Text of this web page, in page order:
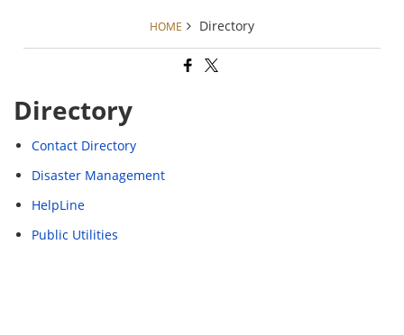
HOME Directory
Directory
Contact Directory
Disaster Management
HelpLine
Public Utilities